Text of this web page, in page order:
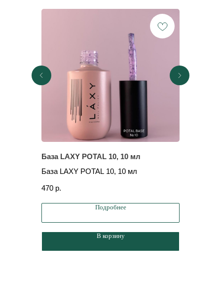
База LAXY POTAL 10, 10 мл
База LAXY POTAL 10, 10 мл
470 р.
Подробнее
В корзину